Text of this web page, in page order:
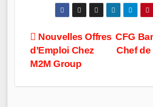
Post
navigation
CFG
Chef
Nouvelles Offres
d’Emploi Chez
M2M Group